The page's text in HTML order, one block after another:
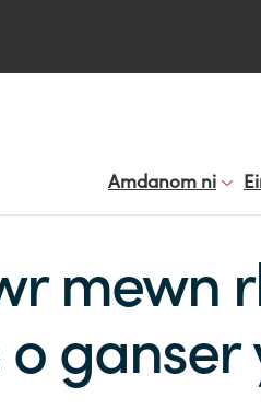
Amdanom ni
mewn